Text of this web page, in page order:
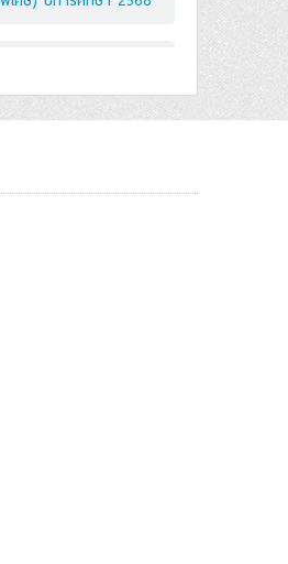
เศษ) ปีการศึกษา 2568